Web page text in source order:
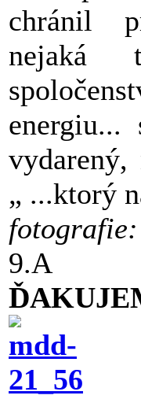
chránil
nejaká
energiu...
„ ...ktorý
fotografie:
9.A